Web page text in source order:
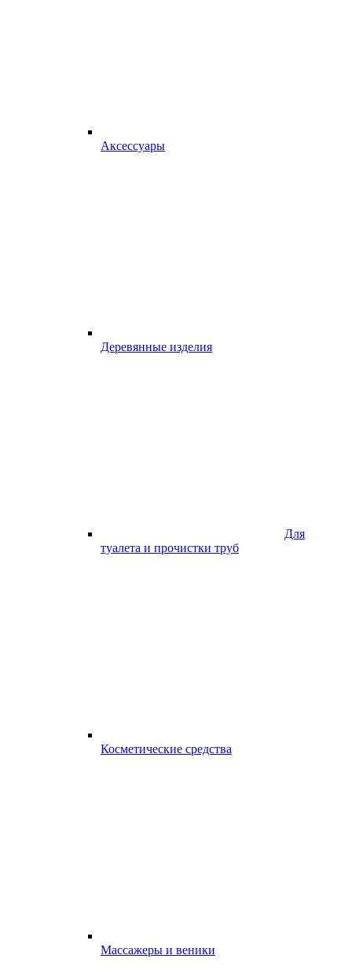
Аксессуары
Деревянные изделия
Для
туалета и прочистки труб
Косметические средства
Массажеры и веники